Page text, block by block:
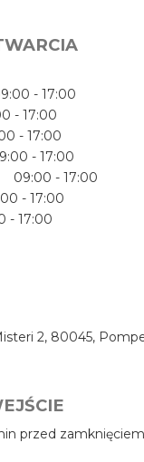
- 17:00
- 17:00
- 17:00
- 17:00
09:00 - 17:00
- 17:00
- 17:00
2, 80045,
przed zamknięciem